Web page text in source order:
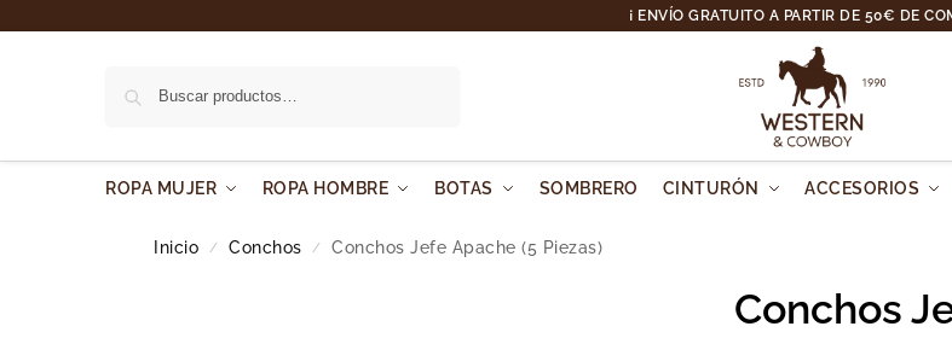
¡ ENVÍO GRATUITO A PARTIR DE 50€ DE
ROPA MUJER ROPA HOMBRE BOTAS SOMBRERO CINTURÓN ACCESORIOS
Inicio / Conchos / Conchos Jefe Apache (5 Piezas)
Conchos